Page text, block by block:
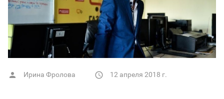
 Ирина Фролова  12 апреля 2018 г.